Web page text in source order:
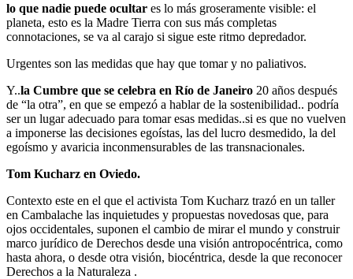
lo que nadie puede ocultar es lo más groseramente visible: el
planeta, esto es la Madre Tierra con sus más completas
connotaciones, se va al carajo si sigue este ritmo depredador.
Urgentes son las medidas que hay que tomar y no paliativos.
Y..la Cumbre que se celebra en Río de Janeiro 20 años después
de “la otra”, en que se empezó a hablar de la sostenibilidad.. podría
ser un lugar adecuado para tomar esas medidas..si es que no vuelven
a imponerse las decisiones egoístas, las del lucro desmedido, la del
egoísmo y avaricia inconmensurables de las transnacionales.
Tom Kucharz en Oviedo.
Contexto este en el que el activista Tom Kucharz trazó en un taller
en Cambalache las inquietudes y propuestas novedosas que, para
ojos occidentales, suponen el cambio de mirar el mundo y construir
marco jurídico de Derechos desde una visión antropocéntrica, como
hasta ahora, o desde otra visión, biocéntrica, desde la que reconocer
Derechos a la Naturaleza .